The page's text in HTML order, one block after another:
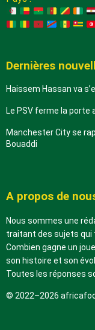
Dernières
Haissem Hassan va
Le PSV ferme la porte
Manchester City se
Bouaddi
A propos de
Nous sommes une
traitant des sujets qui
Combien gagne un
son histoire et son
Toutes les réponses
© 2022–2026